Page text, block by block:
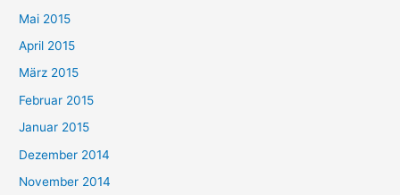
Mai 2015
April 2015
März 2015
Februar 2015
Januar 2015
Dezember 2014
November 2014